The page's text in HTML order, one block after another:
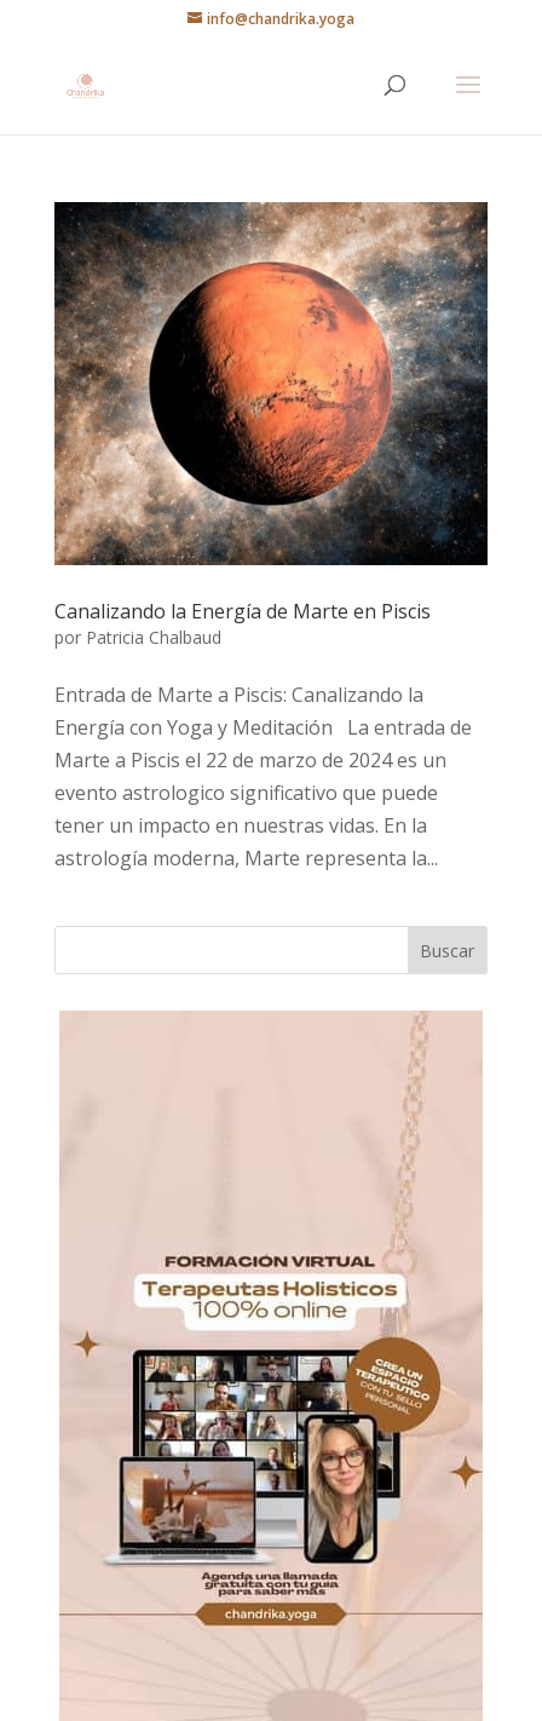
info@chandrika.yoga
Canalizando la Energía de Marte en Piscis
por Patricia Chalbaud
Entrada de Marte a Piscis: Canalizando la
Energía con Yoga y Meditación La entrada de
Marte a Piscis el 22 de marzo de 2024 es un
evento astrologico significativo que puede
tener un impacto en nuestras vidas. En la
astrología moderna, Marte representa la...